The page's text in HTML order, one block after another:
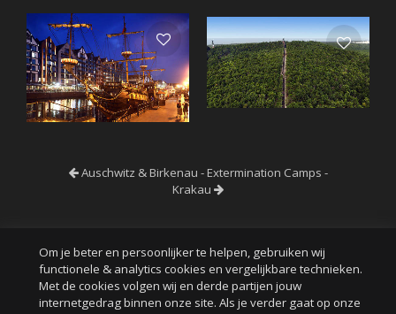
Auschwitz & Birkenau - Extermination Camps -
Krakau
Om je beter en persoonlijker te helpen, gebruiken wij
functionele & analytics cookies en vergelijkbare technieken.
Met de cookies volgen wij en derde partijen jouw
internetgedrag binnen onze site. Als je verder gaat op onze